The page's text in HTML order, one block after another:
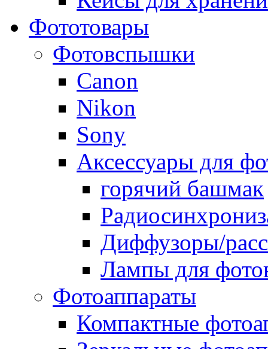
Фототовары
Фотовспышки
Canon
Nikon
Sony
Аксессуары для
горячий башмак
Диффузоры/
Лампы для
Фотоаппараты
Компактные